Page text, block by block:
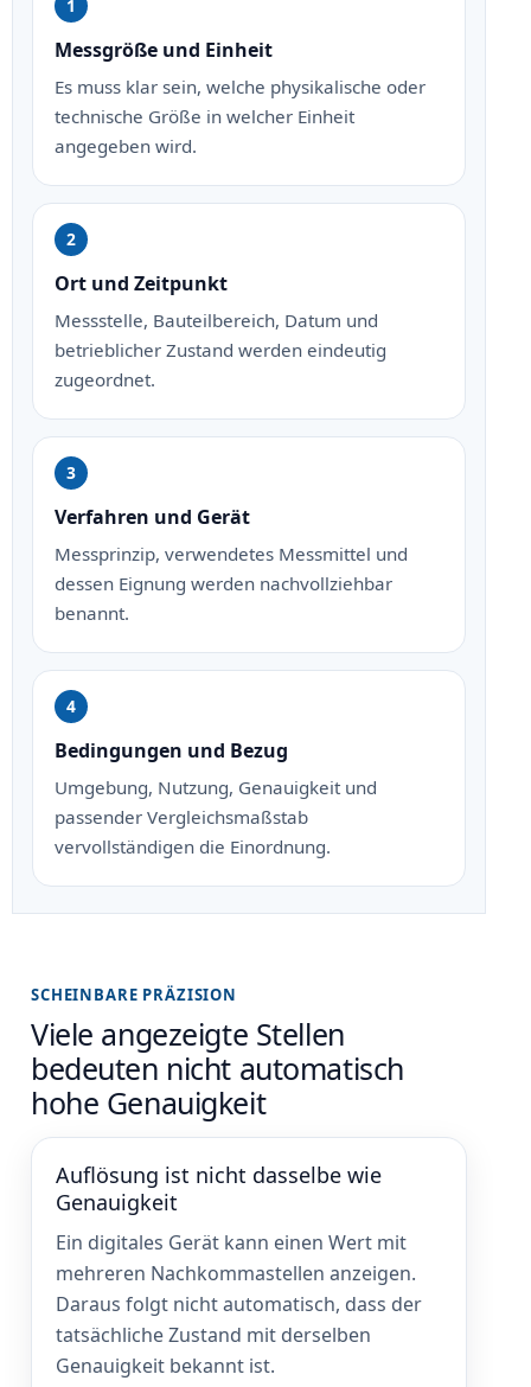
Messgröße und Einheit
Es muss klar sein, welche physikalische oder
technische Größe in welcher Einheit
angegeben wird.
Ort und Zeitpunkt
Messstelle, Bauteilbereich, Datum und
betrieblicher Zustand werden eindeutig
zugeordnet.
Verfahren und Gerät
Messprinzip, verwendetes Messmittel und
dessen Eignung werden nachvollziehbar
benannt.
Bedingungen und Bezug
Umgebung, Nutzung, Genauigkeit und
passender Vergleichsmaßstab
vervollständigen die Einordnung.
SCHEINBARE PRÄZISION
Viele angezeigte Stellen
bedeuten nicht automatisch
hohe Genauigkeit
Auflösung ist nicht dasselbe wie
Genauigkeit
Ein digitales Gerät kann einen Wert mit
mehreren Nachkommastellen anzeigen.
Daraus folgt nicht automatisch, dass der
tatsächliche Zustand mit derselben
Genauigkeit bekannt ist.